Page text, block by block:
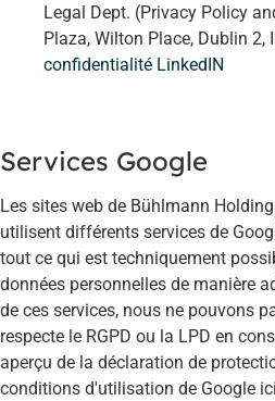
Legal Dept. (Privacy Policy
Plaza, Wilton Place, Dublin 2,
confidentialité LinkedIN
Services Google
Les sites web de Bühlmann
utilisent différents services de
tout ce qui est techniquement
données personnelles de manière
de ces services, nous ne pouvons
respecte le RGPD ou la LPD en
aperçu de la déclaration de
conditions d'utilisation de Google